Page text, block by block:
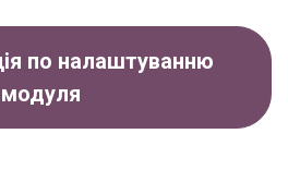
по налаштуванню
модуля